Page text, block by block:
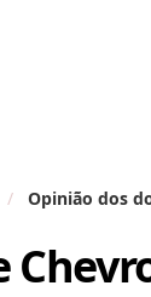
Opinião dos